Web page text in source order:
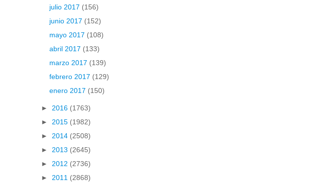
julio 2017 (156)
junio 2017 (152)
mayo 2017 (108)
abril 2017 (133)
marzo 2017 (139)
febrero 2017 (129)
enero 2017 (150)
► 2016 (1763)
► 2015 (1982)
► 2014 (2508)
► 2013 (2645)
► 2012 (2736)
► 2011 (2868)